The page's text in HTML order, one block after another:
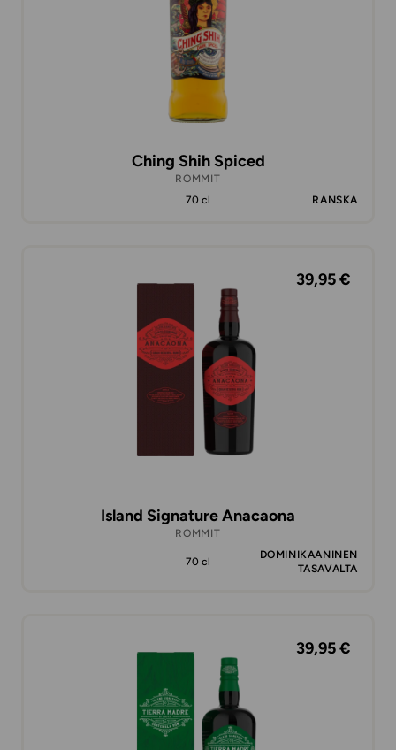
Ching Shih Spiced
ROMMIT
70 cl
RANSKA
39,95 €
Island Signature Anacaona
ROMMIT
70 cl
DOMINIKAANINEN
TASAVALTA
39,95 €